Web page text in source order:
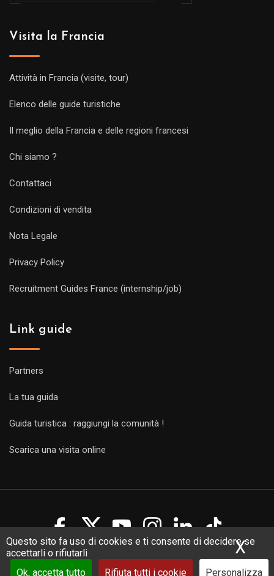
Questo sito fa uso di cookies e ti consente di decidere se
accettarli o rifiutarli
Ok, accetta tutto
Rifiuta tutti i cookie Personalizza
X
Visita la Francia
Attività in Francia (visite, tour)
Elenco delle guide turistiche
Il meglio della Francia e delle regioni francesi
Chi siamo ?
Contattaci
Condizioni di vendita
Nota Legale
Privacy Policy
Recruitment Guides France (internship/job)
Link guide
Partners
La tua guida
Guida turistica : raggiungi la comunità !
Scarica una visita online
Copyright Guides 2021. Tous droits réservés.
Développement
web sur mesurepar iSoluce